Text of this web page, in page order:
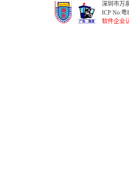
深圳市万
ICP No:粤
软件企业